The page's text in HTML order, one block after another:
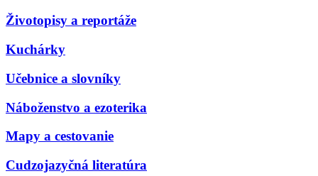
Životopisy a reportáže
Kuchárky
Učebnice a slovníky
Náboženstvo a ezoterika
Mapy a cestovanie
Cudzojazyčná literatúra